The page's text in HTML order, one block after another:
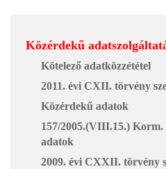
Közérdekű
Kötelező adatközzététel
2011. évi CXII. törvény
Közérdekű adatok
157/2005.(VIII.15.)
adatok
2009. évi CXXII. törvény